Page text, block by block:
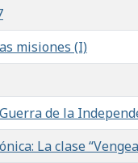
misiones (I)
de la
La clase